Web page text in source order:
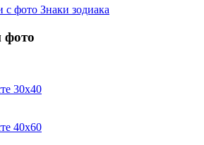
с фото Знаки зодиака
фото
30х40
40х60